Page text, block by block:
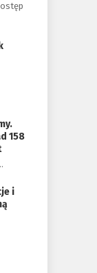
158
i